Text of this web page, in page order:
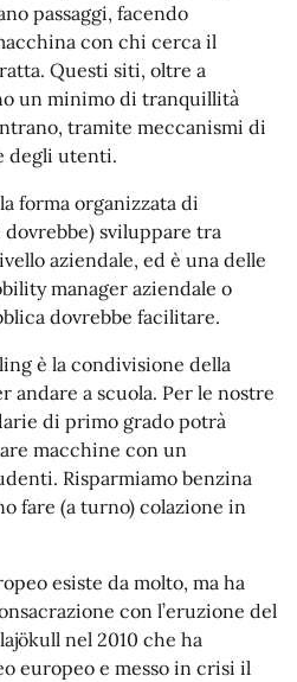
passaggi, facendo
con chi cerca il
Questi siti, oltre a
un minimo di tranquillità
tramite meccanismi di
degli utenti.
forma organizzata di
dovrebbe) sviluppare tra
aziendale, ed è una delle
manager aziendale o
dovrebbe facilitare.
è la condivisione della
a scuola. Per le nostre
di primo grado potrà
macchine con un
Risparmiamo benzina
fare (a turno) colazione in
esiste da molto, ma ha
con l’eruzione del
nel 2010 che ha
europeo e messo in crisi il